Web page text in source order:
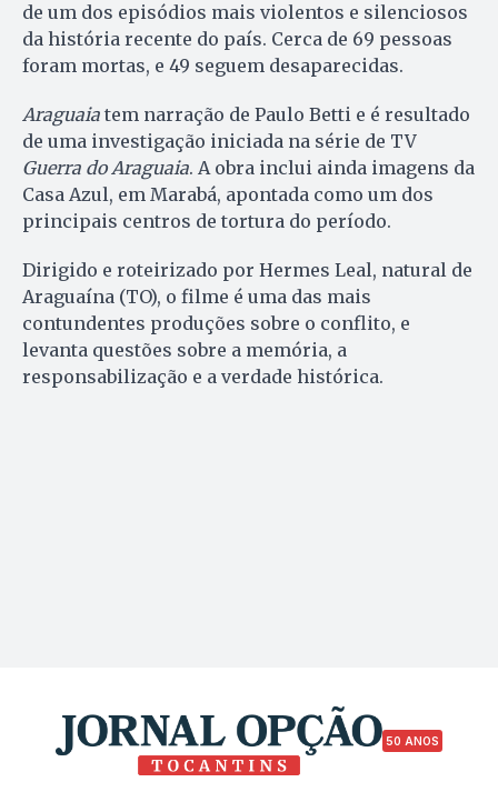
de um dos episódios mais violentos e silenciosos
da história recente do país. Cerca de 69 pessoas
foram mortas, e 49 seguem desaparecidas.
Araguaia tem narração de Paulo Betti e é resultado
de uma investigação iniciada na série de TV
Guerra do Araguaia. A obra inclui ainda imagens da
Casa Azul, em Marabá, apontada como um dos
principais centros de tortura do período.
Dirigido e roteirizado por Hermes Leal, natural de
Araguaína (TO), o filme é uma das mais
contundentes produções sobre o conflito, e
levanta questões sobre a memória, a
responsabilização e a verdade histórica.
50 ANOS